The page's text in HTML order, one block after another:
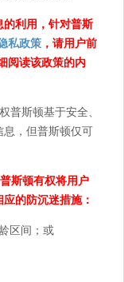
的利用，针对普斯
私政策 ，请用户前
阅读该政策的内
普斯顿基于安全、
息，但普斯顿仅可
斯顿有权将用户
的防沉迷措施：
区间；或